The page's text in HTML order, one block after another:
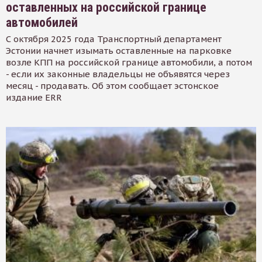
оставленных на российской границе
автомобилей
С октября 2025 года Транспортный департамент
Эстонии начнет изымать оставленные на парковке
возле КПП на российской границе автомобили, а потом
- если их законные владельцы не объявятся через
месяц - продавать. Об этом сообщает эстонское
издание ERR